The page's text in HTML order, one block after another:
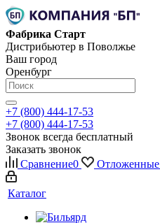
Фабрика Старт
Дистрибьютер в Поволжье
Ваш город
Оренбург
+7 (800) 444-17-53
+7 (800) 444-17-53
Звонок всегда бесплатный
Заказать звонок
Сравнение0 Отложенные
Каталог